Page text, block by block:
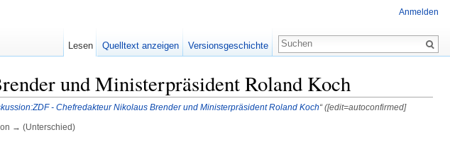
und Ministerpräsident Roland Koch
- Chefredakteur Nikolaus Brender und Ministerpräsident Roland Koch“ ([edit=autoconfirmed]
→ (Unterschied)
Anmelden
Lesen Quelltext anzeigen Versionsgeschichte